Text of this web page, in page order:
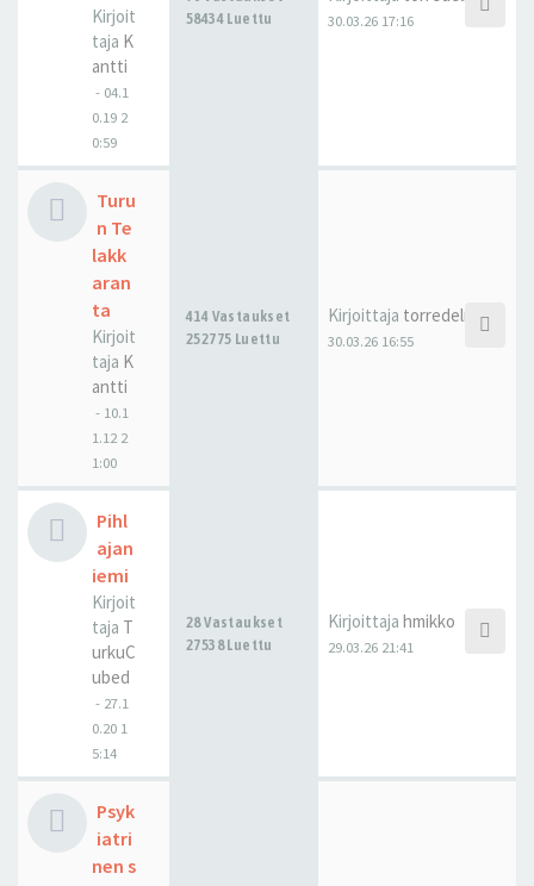
Kirjoit
taja K
antti
- 04.1
0.19 2
0:59
58434 Luettu
30.03.26 17:16
Turu
n Te
lakk
aran
ta
Kirjoit
taja K
antti
- 10.1
1.12 2
1:00
414 Vastaukset
252775 Luettu
Kirjoittaja torredelmar
30.03.26 16:55
Pihl
ajan
iemi
Kirjoit
taja T
urkuC
ubed
- 27.1
0.20 1
5:14
28 Vastaukset
27538 Luettu
Kirjoittaja hmikko
29.03.26 21:41
Psyk
iatri
nen s